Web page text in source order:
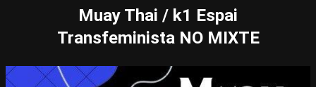
Muay Thai / k1 Espai
Transfeminista NO MIXTE